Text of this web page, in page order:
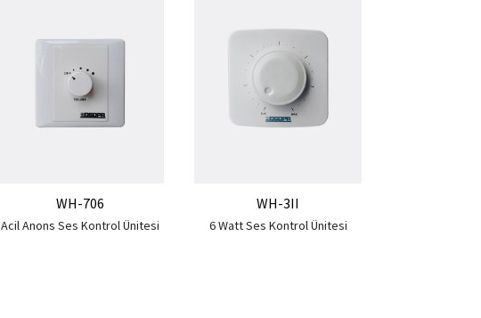
WH-706
Acil Anons Ses Kontrol Ünitesi
WH-3II
6 Watt Ses Kontrol Ünitesi